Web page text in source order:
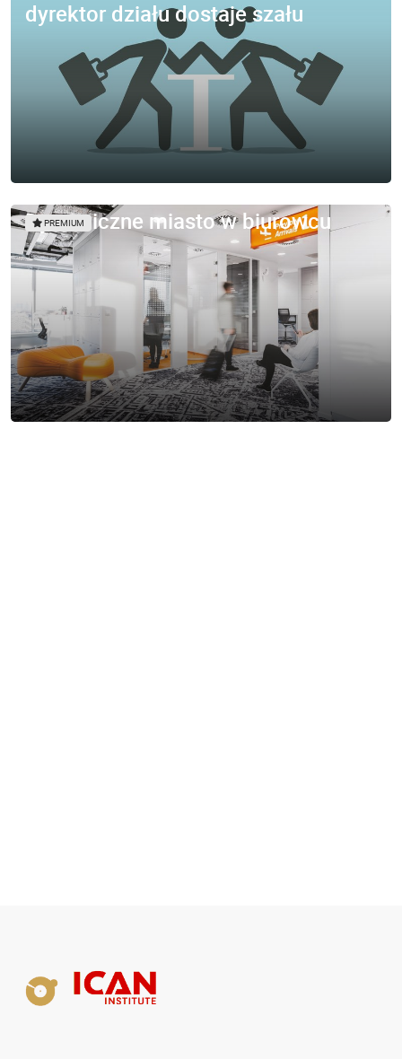
dyrektor działu dostaje szału
Dynamiczne miasto w biurowcu
PREMIUM